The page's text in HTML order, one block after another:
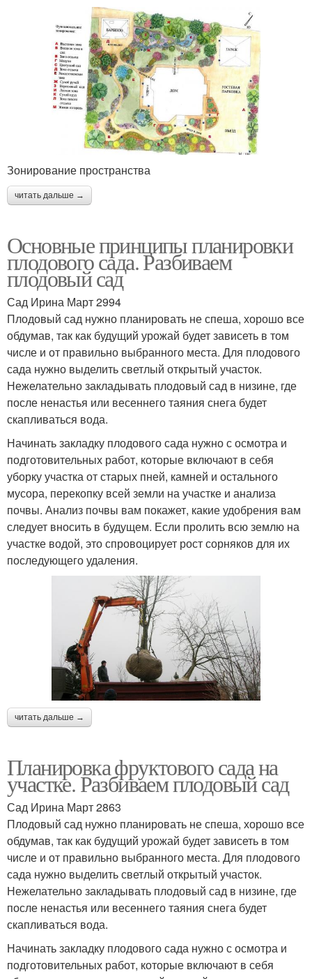
Зонирование пространства
читать дальше →
Основные принципы планировки
плодового сада. Разбиваем
плодовый сад
Сад Ирина Март 2994
Плодовый сад нужно планировать не спеша, хорошо все
обдумав, так как будущий урожай будет зависеть в том
числе и от правильно выбранного места. Для плодового
сада нужно выделить светлый открытый участок.
Нежелательно закладывать плодовый сад в низине, где
после ненастья или весеннего таяния снега будет
скапливаться вода.
Начинать закладку плодового сада нужно с осмотра и
подготовительных работ, которые включают в себя
уборку участка от старых пней, камней и остального
мусора, перекопку всей земли на участке и анализа
почвы. Анализ почвы вам покажет, какие удобрения вам
следует вносить в будущем. Если пролить всю землю на
участке водой, это спровоцирует рост сорняков для их
последующего удаления.
читать дальше →
Планировка фруктового сада на
участке. Разбиваем плодовый сад
Сад Ирина Март 2863
Плодовый сад нужно планировать не спеша, хорошо все
обдумав, так как будущий урожай будет зависеть в том
числе и от правильно выбранного места. Для плодового
сада нужно выделить светлый открытый участок.
Нежелательно закладывать плодовый сад в низине, где
после ненастья или весеннего таяния снега будет
скапливаться вода.
Начинать закладку плодового сада нужно с осмотра и
подготовительных работ, которые включают в себя